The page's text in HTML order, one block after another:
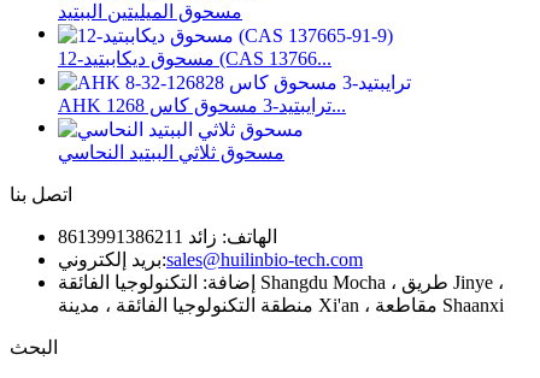
مسحوق الميليتين الببتيد
مسحوق ديكاببتيد-12 (CAS 13766...
AHK ترايبتيد-3 مسحوق كاس 1268...
مسحوق ثلاثي الببتيد النحاسي
اتصل بنا
الهاتف: زائد 8613991386211
بريد إلكتروني:sales@huilinbio-tech.com
إضافة: التكنولوجيا الفائقة Shangdu Mocha ، طريق Jinye ،
منطقة التكنولوجيا الفائقة ، مدينة Xi'an ، مقاطعة Shaanxi
البحث